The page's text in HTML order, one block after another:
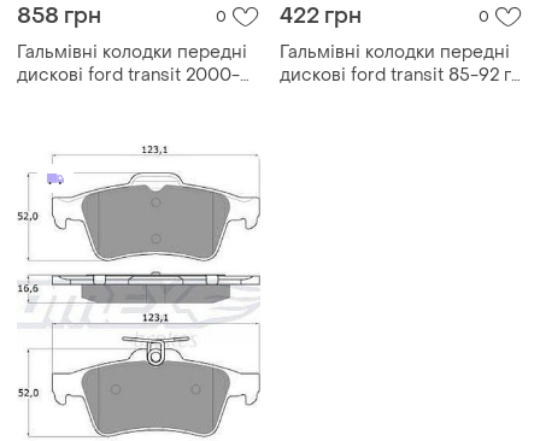
858 грн 0
Гальмівні колодки передні
дискові ford transit 2000-
422 грн 0
Гальмівні колодки передні
дискові ford transit 85-92 г